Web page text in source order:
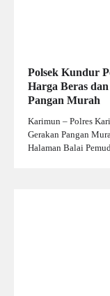
Polsek Kundur
Harga Beras
Pangan Murah
Karimun – Polres
Gerakan Pangan
Halaman Balai